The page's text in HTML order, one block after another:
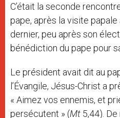
C’était la seconde
pape, après la visite papale
dernier, peu après son
bénédiction du pape pour
Le président avait dit au
l’Évangile, Jésus-Christ a
« Aimez vos ennemis, et
persécutent » (Mt 5,44).